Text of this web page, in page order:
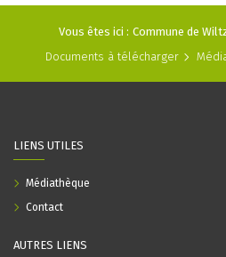
Vous êtes ici : Commune de
Documents à télécharger
LIENS UTILES
Médiathèque
Contact
AUTRES LIENS